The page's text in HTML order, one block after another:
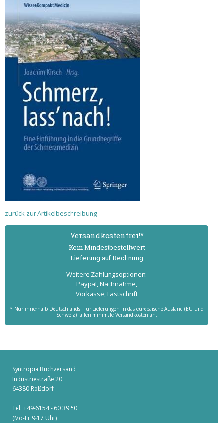
zurück zur Artikelbeschreibung
Versand­kostenfrei!*
Kein Mindest­bestell­wert
Lieferung auf Rechnung
Weitere Zahlungs­optionen:
Paypal, Nachnahme,
Vorkasse, Lastschrift
* Nur innerhalb Deutschlands. Für Lieferungen in das europäische Ausland (EU und
Schweiz) fallen minimale Versandkosten an.
Syntropia Buchversand
Industriestraße 20
64380 Roßdorf
Tel: +49-6154 - 60 39 50
(Mo-Fr 9-17 Uhr)